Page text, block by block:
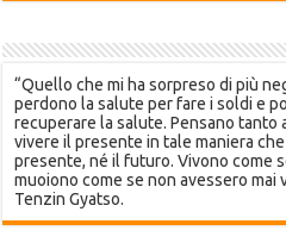
“Quello che mi ha sorpreso di più
perdono la salute per fare i soldi e
recuperare la salute. Pensano tanto
vivere il presente in tale maniera
presente, né il futuro. Vivono come
muoiono come se non avessero mai
Tenzin Gyatso.